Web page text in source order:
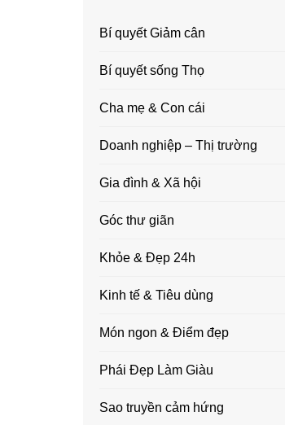
Bí quyết Giảm cân
Bí quyết sống Thọ
Cha mẹ & Con cái
Doanh nghiệp – Thị trường
Gia đình & Xã hội
Góc thư giãn
Khỏe & Đẹp 24h
Kinh tế & Tiêu dùng
Món ngon & Điểm đẹp
Phái Đẹp Làm Giàu
Sao truyền cảm hứng